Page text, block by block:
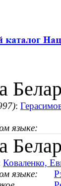
:
языке:
Коваленко,
языке: